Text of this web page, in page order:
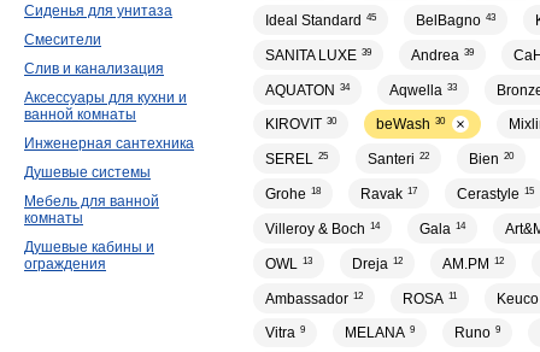
Ideal Standard 45 BelBagno 43
SANITA LUXE 39 Andrea 39
AQUATON 34 Aqwella 33
KIROVIT 30 beWash 30
SEREL 25 Santeri 22 Bien 20
Grohe 18 Ravak 17 Cerastyle 15
Villeroy & Boch 14 Gala 14
OWL 13 Dreja 12 AM.PM 12
Ambassador 12 ROSA 11 Keuco
Vitra 9 MELANA 9 Runo 9
Сиденья для унитаза
Смесители
Слив и канализация
Аксессуары для кухни и
ванной комнаты
Инженерная сантехника
Душевые системы
Мебель для ванной
комнаты
Душевые кабины и
ограждения